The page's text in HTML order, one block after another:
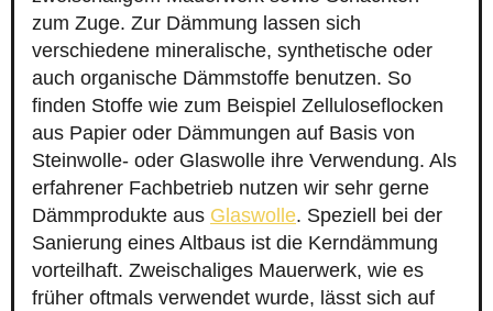
zum Zuge. Zur Dämmung lassen sich
verschiedene mineralische, synthetische oder
auch organische Dämmstoffe benutzen. So
finden Stoffe wie zum Beispiel Zelluloseflocken
aus Papier oder Dämmungen auf Basis von
Steinwolle- oder Glaswolle ihre Verwendung. Als
erfahrener Fachbetrieb nutzen wir sehr gerne
Dämmprodukte aus Glaswolle. Speziell bei der
Sanierung eines Altbaus ist die Kerndämmung
vorteilhaft. Zweischaliges Mauerwerk, wie es
früher oftmals verwendet wurde, lässt sich auf